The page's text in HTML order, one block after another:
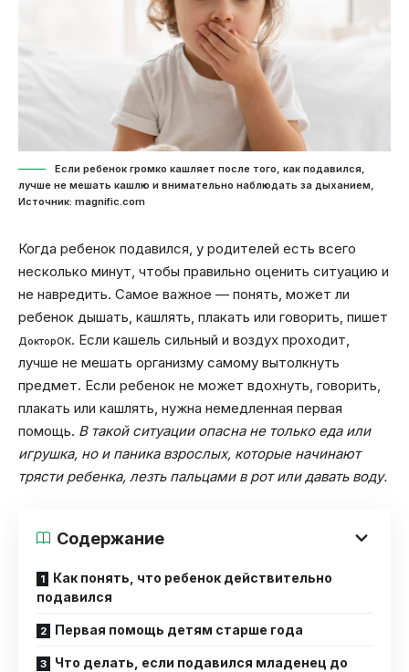
Если ребенок громко кашляет после того, как подавился,
лучше не мешать кашлю и внимательно наблюдать за дыханием,
Источник: magnific.com
Когда ребенок подавился, у родителей есть всего
несколько минут, чтобы правильно оценить ситуацию и
не навредить. Самое важное — понять, может ли
ребенок дышать, кашлять, плакать или говорить, пишет
ДокторОК. Если кашель сильный и воздух проходит,
лучше не мешать организму самому вытолкнуть
предмет. Если ребенок не может вдохнуть, говорить,
плакать или кашлять, нужна немедленная первая
помощь. В такой ситуации опасна не только еда или
игрушка, но и паника взрослых, которые начинают
трясти ребенка, лезть пальцами в рот или давать воду.
Содержание
Как понять, что ребенок действительно
подавился
Первая помощь детям старше года
Что делать, если подавился младенец до